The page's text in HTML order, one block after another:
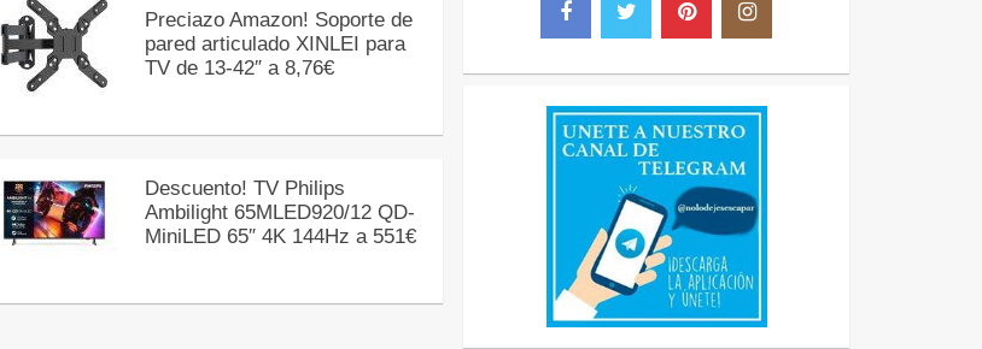
Preciazo Amazon! Soporte de
pared articulado XINLEI para
TV de 13-42″ a 8,76€
Descuento! TV Philips
Ambilight 65MLED920/12 QD-
MiniLED 65″ 4K 144Hz a 551€